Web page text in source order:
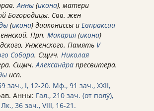
Анны (икона), матери
Богородицы. Свв. жен
(икона) диакониссы и Евпраксии
Прп. Макария (икона)
Унженского. Память V
Собора. Сщмч. Николая
Сщмч.Александра пресвитера.
исп.
зач., I, 12-20. Мф., 91 зач., XXII,
Анны: Гал., 210 зач. (от полу́),
Лк., 36 зач., VIII, 16-21.